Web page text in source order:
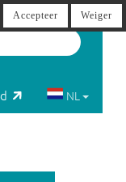
NL
Accepteer Weiger